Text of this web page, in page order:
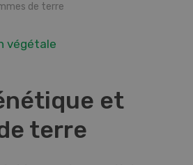
de terre
végétale
et
terre